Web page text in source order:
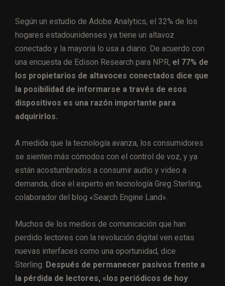
Según un estudio de Adobe Analytics, el 32% de los
hogares estadounidenses ya tiene un altavoz
conectado y la mayoría lo usa a diario. De acuerdo con
una encuesta de Edison Research para NPR, el 77% de
los propietarios de altavoces conectados dice que
la posibilidad de informarse a través de esos
dispositivos es una razón importante para
adquirirlos.
A medida que la tecnología avanza, los consumidores
se sienten más cómodos con el control de voz, y ya
están acostumbrados a consumir audio y video a
demanda, dice el experto en tecnología Greg Sterling,
colaborador del blog «Search Engine Land».
Muchos de los medios de comunicación que han
perdido lectores con la revolución digital ven estas
nuevas interfaces como una oportunidad, dice
Sterling. Después de permanecer pasivos frente a
la pérdida de lectores, «los periódicos de hoy